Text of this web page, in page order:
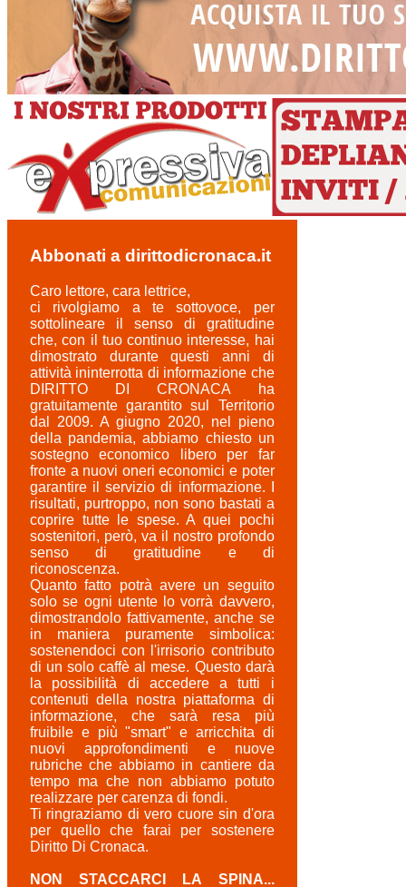
Abbonati a dirittodicronaca.it
Caro lettore, cara lettrice,
ci rivolgiamo a te sottovoce, per
sottolineare il senso di gratitudine
che, con il tuo continuo interesse, hai
dimostrato durante questi anni di
attività ininterrotta di informazione che
DIRITTO DI CRONACA ha
gratuitamente garantito sul Territorio
dal 2009. A giugno 2020, nel pieno
della pandemia, abbiamo chiesto un
sostegno economico libero per far
fronte a nuovi oneri economici e poter
garantire il servizio di informazione. I
risultati, purtroppo, non sono bastati a
coprire tutte le spese. A quei pochi
sostenitori, però, va il nostro profondo
senso di gratitudine e di
riconoscenza.
Quanto fatto potrà avere un seguito
solo se ogni utente lo vorrà davvero,
dimostrandolo fattivamente, anche se
in maniera puramente simbolica:
sostenendoci con l'irrisorio contributo
di un solo caffè al mese. Questo darà
la possibilità di accedere a tutti i
contenuti della nostra piattaforma di
informazione, che sarà resa più
fruibile e più "smart" e arricchita di
nuovi approfondimenti e nuove
rubriche che abbiamo in cantiere da
tempo ma che non abbiamo potuto
realizzare per carenza di fondi.
Ti ringraziamo di vero cuore sin d'ora
per quello che farai per sostenere
Diritto Di Cronaca.
NON STACCARCI LA SPINA...